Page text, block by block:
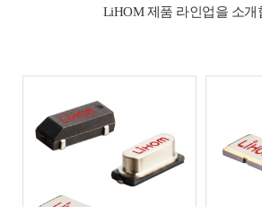
LiHOM 제품 라인업을 소개